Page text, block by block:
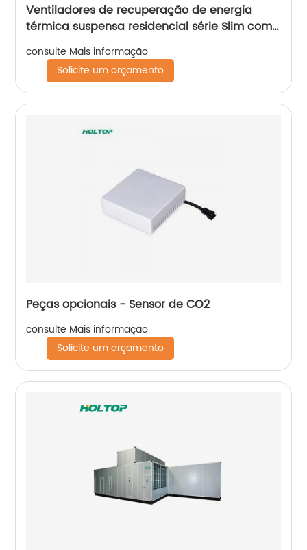
Ventiladores de recuperação de energia
térmica suspensa residencial série Slim com
motor DC (ERVs 150~350 m3/h)
consulte Mais informação
Solicite um orçamento
Peças opcionais - Sensor de CO2
consulte Mais informação
Solicite um orçamento